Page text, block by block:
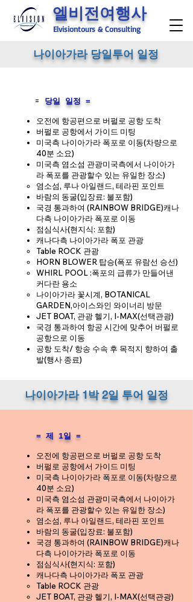
엘비전여행사
Elvisiontours & Consulting
​나이아가라 당일투어 일정
= 당일 일정 =
오전에 항공편으로 버펄로 공항 도착
버펄로 공항에서 가이드 미팅
미국측 나이아가라 폭포로 이동(차량으로
40분 소요)
미국측 염소섬 관광미국측에서 나이아가
라 폭포를 관광할수 있는 유일한 장소)
염소섬, 루나 아일랜드, 테라핀 포인트
바람의 동굴(입장료: 불포함)
국경 통과하여 (RAINBOW BRIDGE)캐나
다측 나이아가라 폭포로 이동
점심식사(현지식: 포함)
캐나다측 나이아가라 폭포 관광
Table ROCK 관광
HORN BLOWER 탑승(폭포 유람선 승선)
WHIRL POOL :폭포의 급류가 만들어낸
커다란 용소
나이아가라 꽃시계, BOTANICAL
GARDEN,아이스와인 와이너리 방문
JET BOAT, 관광 헬기, I-MAX(선택관광)
국경 통과하여 항공 시간에 맞추어 버펄로
공항으로 이동
공항 도착/ 항송 수속 후 목적지 향하여 출
발(행사 종료)
​나이아가라 1박 2일 투어 일정
= 제 1일 =
오전에 항공편으로 버펄로 공항 도착
버펄로 공항에서 가이드 미팅
미국측 나이아가라 폭포로 이동(차량으로
40분 소요)
미국측 염소섬 관광미국측에서 나이아가
라 폭포를 관광할수 있는 유일한 장소)
염소섬, 루나 아일랜드, 테라핀 포인트
바람의 동굴(입장료: 불포함)
국경 통과하여 (RAINBOW BRIDGE)캐나
다측 나이아가라 폭포로 이동
점심식사(현지식: 포함)
캐나다측 나이아가라 폭포 관광
Table ROCK 관광
JET BOAT, 관광 헬기, I-MAX(선택관광)